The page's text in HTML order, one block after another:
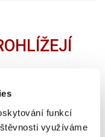
funkcí
využíváme